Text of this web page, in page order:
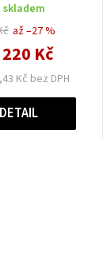
skladem
Kč bez DPH
220 Kč
až –27 %
DETAIL